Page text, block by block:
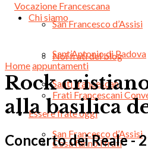
San Francesco d’Assisi
Sant’Antonio di Padova
Santi francescani
Essere frate oggi
Cosa fanno i frati
Chi siamo
Noi frati del blog
Frati Francescani
San Francesco d’Assisi
Homeappuntamenti
Rock
alla basilica
Concerto dei Reale -